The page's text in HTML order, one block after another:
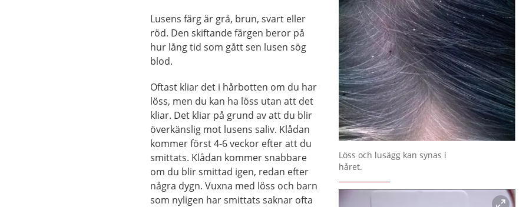
Förstora bilden
Löss och lusägg kan synas i
håret.
Lusens färg är grå, brun, svart eller
röd. Den skiftande färgen beror på
hur lång tid som gått sen lusen sög
blod.
Oftast kliar det i hårbotten om du har
löss, men du kan ha löss utan att det
kliar. Det kliar på grund av att du blir
överkänslig mot lusens saliv. Klådan
kommer först 4-6 veckor efter att du
smittats. Klådan kommer snabbare
om du blir smittad igen, redan efter
några dygn. Vuxna med löss och barn
som nyligen har smittats saknar ofta